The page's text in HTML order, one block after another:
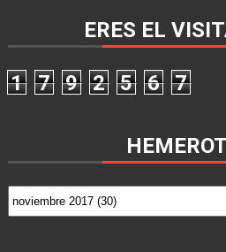
ERES EL
1 7 9 2 5 6 7